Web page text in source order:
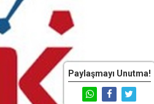
Paylaşmayı Unutma!